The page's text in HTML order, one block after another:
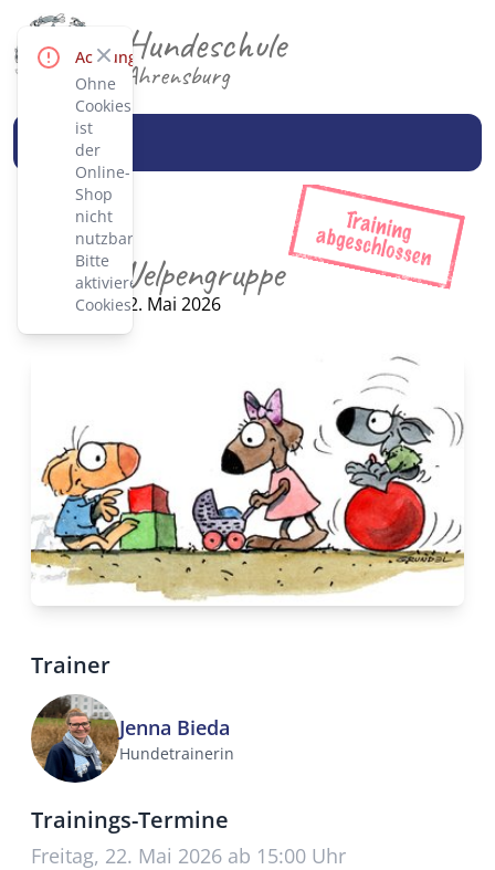
Achtung!
Ohne
Cookies
ist
der
Online-
Shop
nicht
nutzbar.
Bitte
aktiviere
Cookies.
CloseHundeschule
Ahrensburg
Kleine Welpengruppe
Kursstart: 22. Mai 2026
Trainer
Jenna Bieda
Hundetrainerin
Trainings-Termine
Freitag, 22. Mai 2026 ab 15:00 Uhr